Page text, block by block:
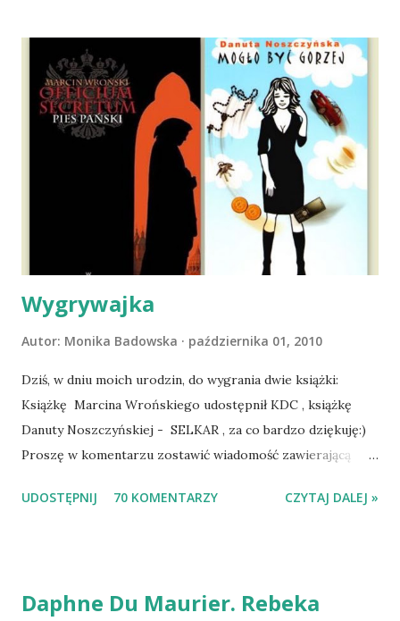
wspólnego życia przeczytacie TUTAJ i TUTAJ . Gdy już
nieco okrzepliśmy w codzienności z psem, a Amber - z
ludźmi i kotami, pojawił się pomysł na wspólny jesienny
wyjazd w Beskid Niski. Zanim to jednak się stało psica miała
atak padaczki, co spowodowało, że wyjazd odwołaliśmy,
wdrożyliśmy leczenie i od nowa zaczęliśmy oswajać z nami i
wspólnym życiem zdezorientowanego chorobą psa. Udało
się ustabilizować zawirowania zdrowotne i wówczas
zaczęliśmy się cieszyć sobą wzajemnie już na 100%.
Dopier...
Wygrywajka
Autor: Monika Badowska października 01, 2010
Dziś, w dniu moich urodzin, do wygrania dwie książki:
Książkę Marcina Wrońskiego udostępnił KDC , książkę
Danuty Noszczyńskiej - SELKAR , za co bardzo dziękuję:)
Proszę w komentarzu zostawić wiadomość zawierającą
Losowanie odbędzie się w niedzielę o 8:00. Zapraszam
UDOSTĘPNIJ 70 KOMENTARZY CZYTAJ DALEJ »
Daphne Du Maurier. Rebeka